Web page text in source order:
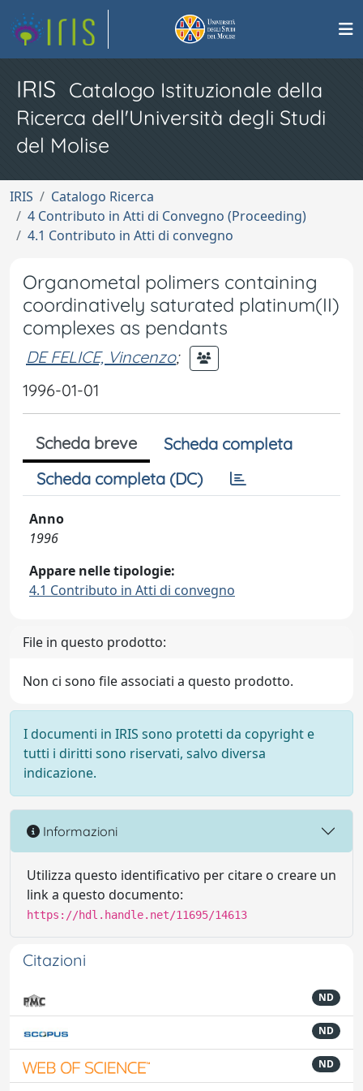
IRIS Catalogo Istituzionale della
Ricerca dell'Università degli Studi
del Molise
IRIS
Catalogo Ricerca
4 Contributo in Atti di Convegno (Proceeding)
4.1 Contributo in Atti di convegno
Organometal polimers containing
coordinatively saturated platinum(II)
complexes as pendants
DE FELICE, Vincenzo;
1996-01-01
Scheda breve
Scheda completa
Scheda completa (DC)
Anno
1996
Appare nelle tipologie:
4.1 Contributo in Atti di convegno
File in questo prodotto:
Non ci sono file associati a questo prodotto.
I documenti in IRIS sono protetti da copyright e
tutti i diritti sono riservati, salvo diversa
indicazione.
Informazioni
Utilizza questo identificativo per citare o creare un
link a questo documento:
https://hdl.handle.net/11695/14613
Citazioni
ND
ND
ND